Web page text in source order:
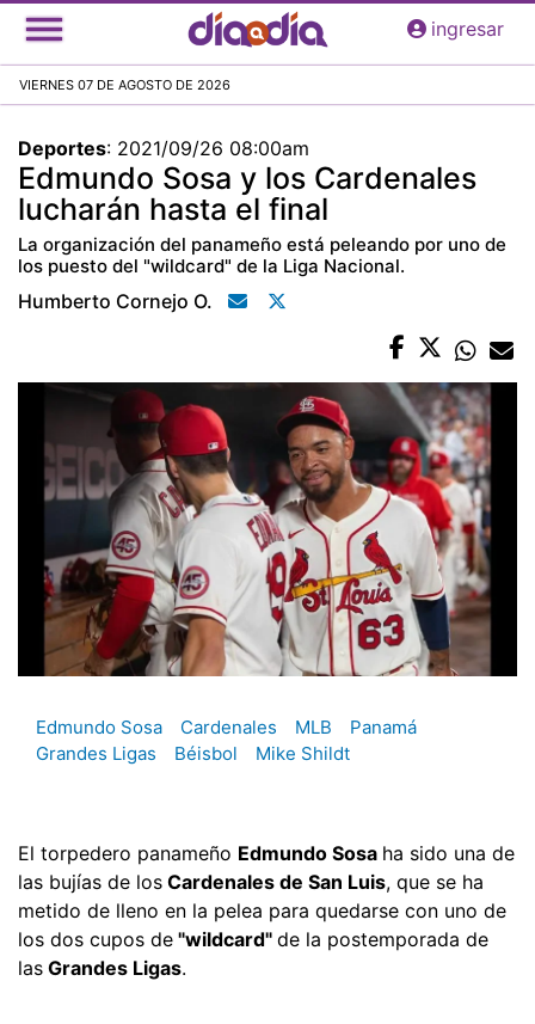
Pasar
al
principal
ingresar
VIERNES 07 DE AGOSTO DE 2026
Deportes: 2021/09/26 08:00am
Edmundo Sosa y los Cardenales
lucharán hasta el final
La organización del panameño está peleando por uno de
los puesto del "wildcard" de la Liga Nacional.
Humberto Cornejo O.
Edmundo Sosa Cardenales MLB
Panamá
Grandes Ligas
Béisbol Mike Shildt
El torpedero panameño Edmundo Sosa ha sido una de
las bujías de los Cardenales de San Luis, que se ha
metido de lleno en la pelea para quedarse con uno de
los dos cupos de "wildcard" de la postemporada de
las Grandes Ligas.